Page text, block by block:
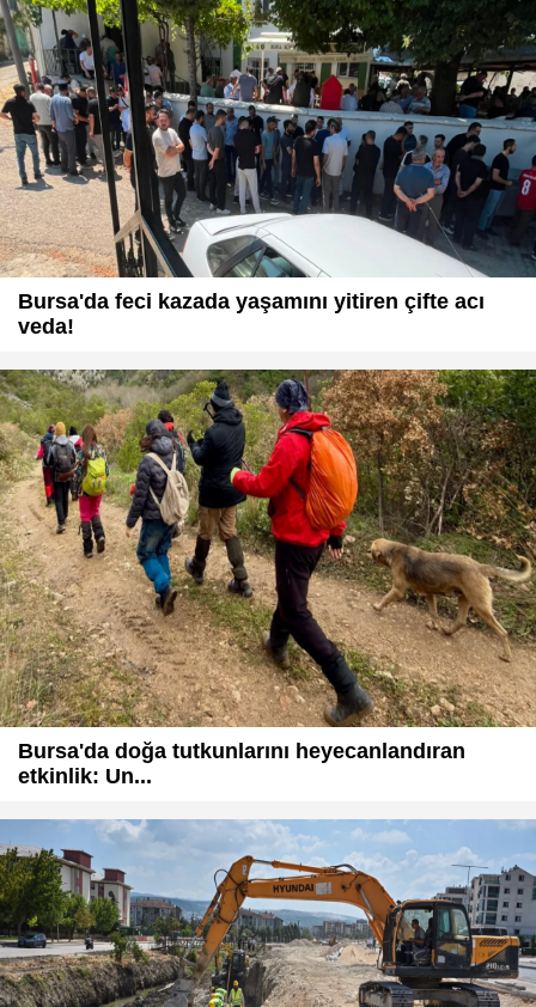
Bursa'da feci kazada yaşamını yitiren çifte acı
veda!
Bursa'da doğa tutkunlarını heyecanlandıran
etkinlik: Un...